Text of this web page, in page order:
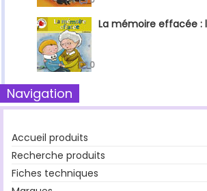
La mémoire effacée :
0
Navigation
Accueil produits
Recherche produits
Fiches techniques